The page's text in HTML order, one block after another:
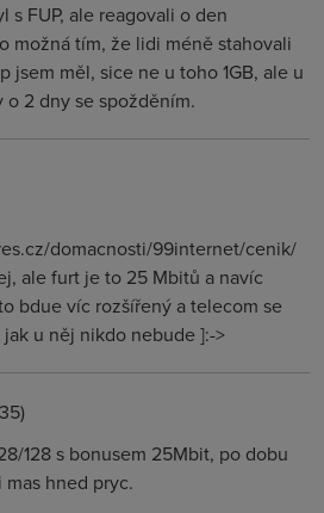
s FUP, ale reagovali o den
možná tím, že lidi méně stahovali
jsem měl, sice ne u toho 1GB, ale u
2 dny se spožděním.
domacnosti/99internet/cenik/
ale furt je to 25 Mbitů a navíc
bdue víc rozšířený a telecom se
u něj nikdo nebude ]:->
128 s bonusem 25Mbit, po dobu
mas hned pryc.